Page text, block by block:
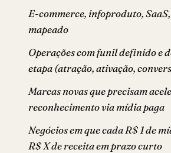
E-commerce, infoproduto,
mapeado
Operações com funil definido e
etapa (atração, ativação,
Marcas novas que precisam
reconhecimento via mídia paga
Negócios em que cada R$ 1 de
R$ X de receita em prazo curto